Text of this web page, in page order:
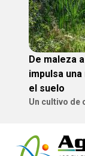
De maleza
impulsa
el suelo
Un cultivo de